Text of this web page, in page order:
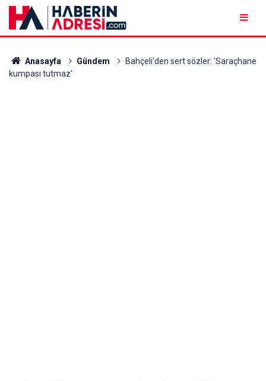
Anasayfa Gündem
Bahçeli'den sert sözler: 'Saraçhane
kumpası tutmaz'